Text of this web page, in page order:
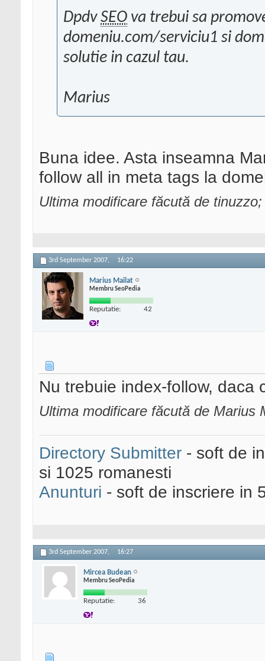
DpdvSEO va trebui sa
domeniu.com/serviciu1 si
solutie in cazul tau.
Marius
Buna idee. Asta inseamna
follow all in meta tags la
Ultima modificare făcută de
3rd September 2007, 16:22
Marius Mailat
Membru SeoPedia
Reputatie: 42
Nu trebuie index-follow, daca
Ultima modificare făcută de
Directory Submitter - soft de
si 1025 romanesti
Anunturi - soft de inscriere in
3rd September 2007, 16:27
Mircea Budean
Membru SeoPedia
Reputatie: 36